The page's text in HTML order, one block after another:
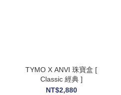
TYMO X ANVI 珠寶盒 [
Classic 經典 ]
NT$2,880